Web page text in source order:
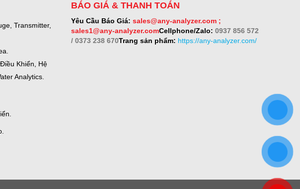
Transmitter,
Khiển, Hệ
Analytics.
BÁO GIÁ & THANH TOÁN
Yêu Cầu Báo Giá: sales@any-analyzer.com ;
sales1@any-analyzer.comCellphone/Zalo: 0937 856 572
/ 0373 238 670Trang sản phẩm: https://any-analyzer.com/